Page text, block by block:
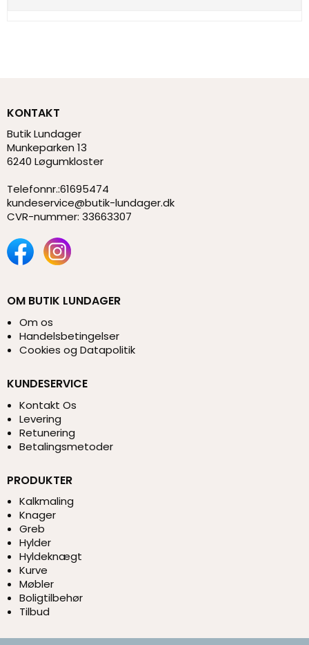
KONTAKT
Butik Lundager
Munkeparken 13
6240 Løgumkloster
Telefonnr.:61695474
kundeservice@butik-lundager.dk
CVR-nummer: 33663307
OM BUTIK LUNDAGER
Om os
Handelsbetingelser
Cookies og Datapolitik
KUNDESERVICE
Kontakt Os
Levering
Retunering
Betalingsmetoder
PRODUKTER
Kalkmaling
Knager
Greb
Hylder
Hyldeknægt
Kurve
Møbler
Boligtilbehør
Tilbud